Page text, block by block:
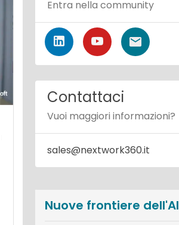
Entra nella community
Contattaci
Vuoi maggiori informazioni?
sales@nextwork360.it
Nuove frontiere dell'AI